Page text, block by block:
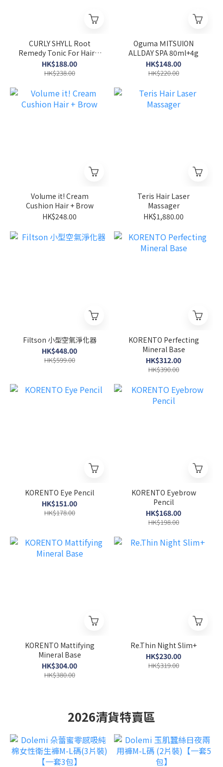
CURLY SHYLL Root
Remedy Tonic For Hair &
Scalp Care 100ml
HK$188.00
HK$238.00
Oguma ＭITSUION
ALLDAY SPA 80ml+4g
HK$148.00
HK$220.00
Volume it! Cream
Cushion Hair + Brow
HK$248.00
Teris Hair Laser
Massager
HK$1,880.00
Filtson 小型空氣淨化器
HK$448.00
HK$599.00
KORENTO Perfecting
Mineral Base
HK$312.00
HK$390.00
KORENTO Eye Pencil
HK$151.00
HK$178.00
KORENTO Eyebrow
Pencil
HK$168.00
HK$198.00
KORENTO Mattifying
Mineral Base
HK$304.00
HK$380.00
Re.Thin Night Slim+
HK$230.00
HK$319.00
2026清貨特賣區